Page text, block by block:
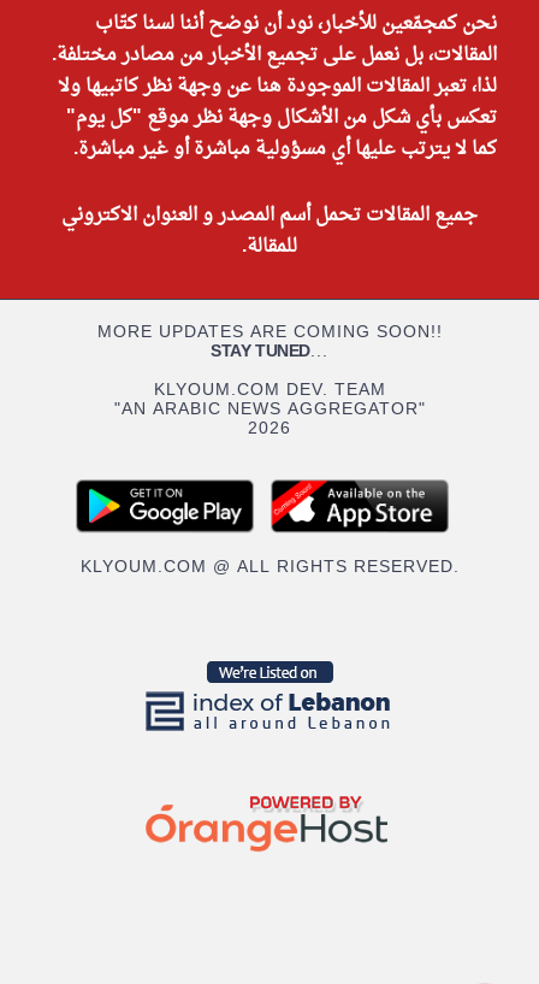
نحن كمجمّعين للأخبار، نود أن نوضح أننا لسنا كتّاب
المقالات، بل نعمل على تجميع الأخبار من مصادر مختلفة.
لذا، تعبر المقالات الموجودة هنا عن وجهة نظر كاتبيها ولا
تعكس بأي شكل من الأشكال وجهة نظر موقع "كل يوم"
كما لا يترتب عليها أي مسؤولية مباشرة أو غير مباشرة.
جميع المقالات تحمل أسم المصدر و العنوان الاكتروني
للمقالة.
MORE UPDATES ARE COMING SOON!!
STAY TUNED...
KLYOUM.COM DEV. TEAM
"AN ARABIC NEWS AGGREGATOR"
2026
KLYOUM.COM @ ALL RIGHTS RESERVED.